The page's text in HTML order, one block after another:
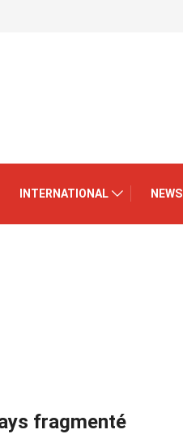
INTERNATIONAL NEWS
fragmenté